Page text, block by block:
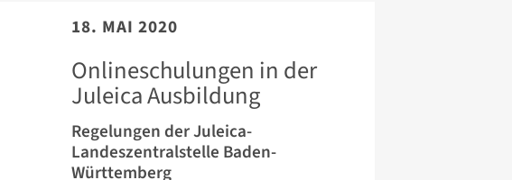
18. MAI 2020
Onlineschulungen in der
Juleica Ausbildung
Regelungen der Juleica-
Landeszentralstelle Baden-
Württemberg